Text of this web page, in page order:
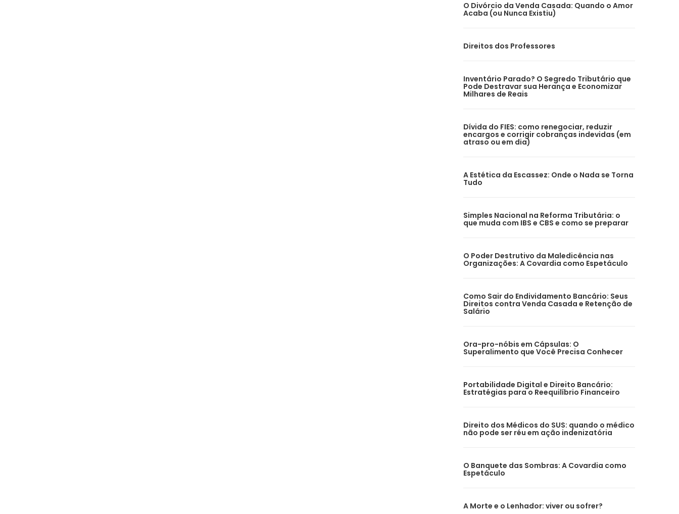
O Divórcio da Venda Casada: Quando o Amor
Acaba (ou Nunca Existiu)
Direitos dos Professores
Inventário Parado? O Segredo Tributário que
Pode Destravar sua Herança e Economizar
Milhares de Reais
Dívida do FIES: como renegociar, reduzir
encargos e corrigir cobranças indevidas (em
atraso ou em dia)
A Estética da Escassez: Onde o Nada se Torna
Tudo
Simples Nacional na Reforma Tributária: o
que muda com IBS e CBS e como se preparar
O Poder Destrutivo da Maledicência nas
Organizações: A Covardia como Espetáculo
Como Sair do Endividamento Bancário: Seus
Direitos contra Venda Casada e Retenção de
Salário
Ora-pro-nóbis em Cápsulas: O
Superalimento que Você Precisa Conhecer
Portabilidade Digital e Direito Bancário:
Estratégias para o Reequilíbrio Financeiro
Direito dos Médicos do SUS: quando o médico
não pode ser réu em ação indenizatória
O Banquete das Sombras: A Covardia como
Espetáculo
A Morte e o Lenhador: viver ou sofrer?